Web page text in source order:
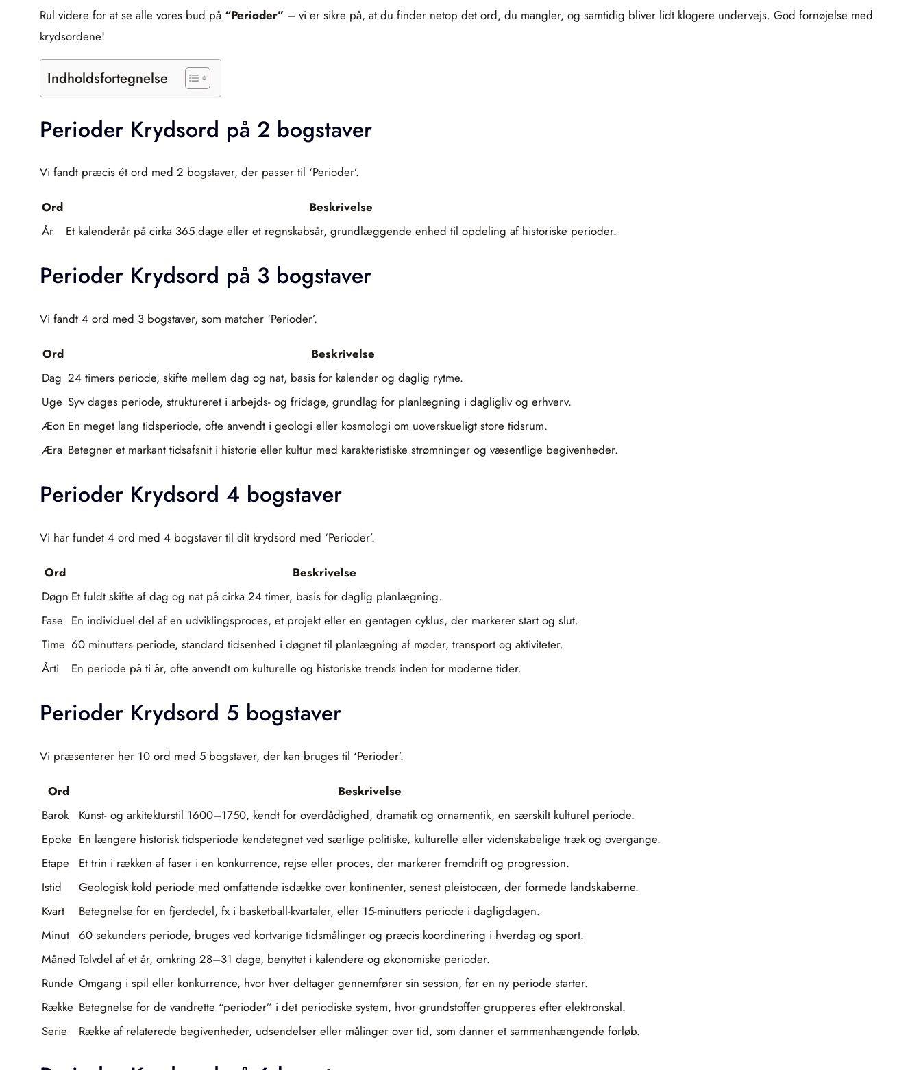
Rul videre for at se alle vores bud på “Perioder” – vi er sikre på, at du finder netop det ord, du mangler, og samtidig bliver lidt klogere undervejs. God fornøjelse med
krydsordene!
Indholdsfortegnelse
Perioder Krydsord på 2 bogstaver
Vi fandt præcis ét ord med 2 bogstaver, der passer til ‘Perioder’.
Ord
Beskrivelse
År
Et kalenderår på cirka 365 dage eller et regnskabsår, grundlæggende enhed til opdeling af historiske perioder.
Perioder Krydsord på 3 bogstaver
Vi fandt 4 ord med 3 bogstaver, som matcher ‘Perioder’.
Ord
Beskrivelse
Dag 24 timers periode, skifte mellem dag og nat, basis for kalender og daglig rytme.
Uge Syv dages periode, struktureret i arbejds- og fridage, grundlag for planlægning i dagligliv og erhverv.
Æon En meget lang tidsperiode, ofte anvendt i geologi eller kosmologi om uoverskueligt store tidsrum.
Æra Betegner et markant tidsafsnit i historie eller kultur med karakteristiske strømninger og væsentlige begivenheder.
Perioder Krydsord 4 bogstaver
Vi har fundet 4 ord med 4 bogstaver til dit krydsord med ‘Perioder’.
Ord
Beskrivelse
Døgn Et fuldt skifte af dag og nat på cirka 24 timer, basis for daglig planlægning.
Fase En individuel del af en udviklingsproces, et projekt eller en gentagen cyklus, der markerer start og slut.
Time 60 minutters periode, standard tidsenhed i døgnet til planlægning af møder, transport og aktiviteter.
Årti
En periode på ti år, ofte anvendt om kulturelle og historiske trends inden for moderne tider.
Perioder Krydsord 5 bogstaver
Vi præsenterer her 10 ord med 5 bogstaver, der kan bruges til ‘Perioder’.
Ord
Beskrivelse
Barok
Kunst- og arkitekturstil 1600–1750, kendt for overdådighed, dramatik og ornamentik, en særskilt kulturel periode.
Epoke En længere historisk tidsperiode kendetegnet ved særlige politiske, kulturelle eller videnskabelige træk og overgange.
Etape
Et trin i rækken af faser i en konkurrence, rejse eller proces, der markerer fremdrift og progression.
Istid
Geologisk kold periode med omfattende isdække over kontinenter, senest pleistocæn, der formede landskaberne.
Kvart
Betegnelse for en fjerdedel, fx i basketball-kvartaler, eller 15-minutters periode i dagligdagen.
Minut 60 sekunders periode, bruges ved kortvarige tidsmålinger og præcis koordinering i hverdag og sport.
Måned Tolvdel af et år, omkring 28–31 dage, benyttet i kalendere og økonomiske perioder.
Runde Omgang i spil eller konkurrence, hvor hver deltager gennemfører sin session, før en ny periode starter.
Række Betegnelse for de vandrette “perioder” i det periodiske system, hvor grundstoffer grupperes efter elektronskal.
Serie
Række af relaterede begivenheder, udsendelser eller målinger over tid, som danner et sammenhængende forløb.